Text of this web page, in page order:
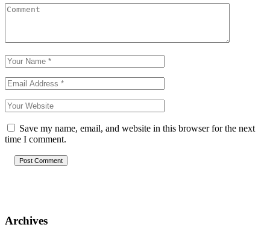
Save my name, email, and website in this browser for the next
time I comment.
Post Comment
Archives